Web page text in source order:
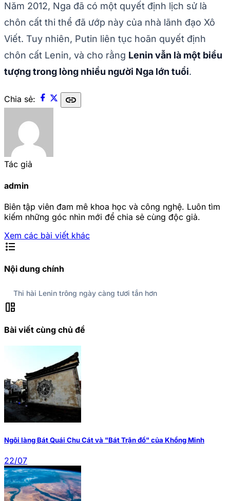
Năm 2012, Nga đã có một quyết định lịch sử là
chôn cất thi thể đã ướp này của nhà lãnh đạo Xô
Viết. Tuy nhiên, Putin liên tục hoãn quyết định
chôn cất Lenin, và cho rằng Lenin vẫn là một biểu
tượng trong lòng nhiều người Nga lớn tuổi.
Chia sẻ: link
Tác giả
admin
Biên tập viên đam mê khoa học và công nghệ. Luôn tìm
kiếm những góc nhìn mới để chia sẻ cùng độc giả.
Xem các bài viết khác
format_list_bulleted
Nội dung chính
Thi hài Lenin trông ngày càng tươi tắn hơn
auto_awesome_mosaic
Bài viết cùng chủ đề
Ngôi làng Bát Quái Chu Cát và "Bát Trận đồ" của Khổng Minh
22/07